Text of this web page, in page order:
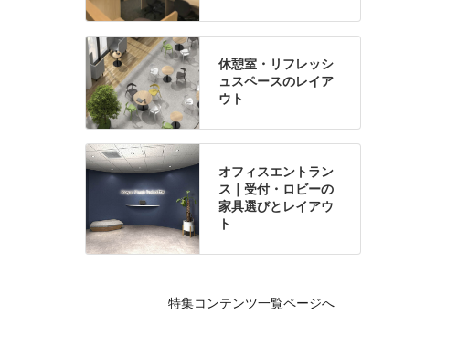
休憩室・リフレッシ
ュスペースのレイア
ウト
オフィスエントラン
ス｜受付・ロビーの
家具選びとレイアウ
ト
特集コンテンツ一覧ページへ